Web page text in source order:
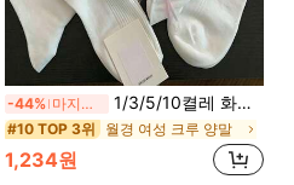
-44% 마지막 2일 1/3/5/10켤레 화이트 걸즈 여름 미드카프 큐트 일본식 JK 레이스 얇은 리본 발레 스타일 양말
#10 TOP 3위 월경 여성 크루 양말
1,234원